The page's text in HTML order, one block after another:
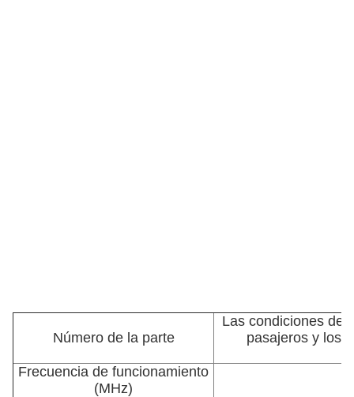
Número de la parte
Las condiciones de
pasajeros y los
Frecuencia de funcionamiento
(MHz)